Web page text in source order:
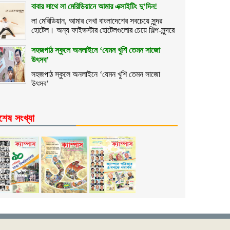
বাবার সাথে লা মেরিডিয়ানে আমার এক্সাইটিং দু’দিন!
লা মেরিডিয়ান, আমার দেখা বাংলাদেশের সবচেয়ে সুন্দর
হোটেল। অন্য ফাইভস্টার হোটেলগুলোর চেয়ে শিল্প-সুন্দরে
সহজপাঠ স্কুলে অনলাইনে ‘যেমন খুশি তেমন সাজো
উৎসব’
সহজপাঠ স্কুলে অনলাইনে ‘যেমন খুশি তেমন সাজো
উৎসব’
সংখ্যা